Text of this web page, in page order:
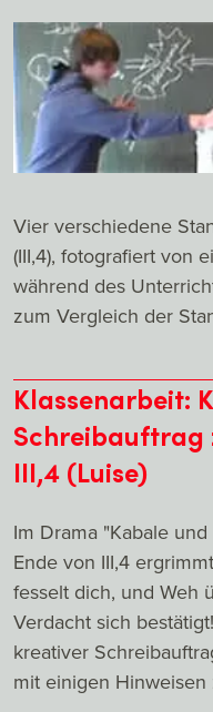
Vier verschiedene
(III,4), fotografiert von
während des
zum Vergleich der
Klassenarbeit:
Schreibauftrag
III,4 (Luise)
Im Drama "Kabale
Ende von III,4
fesselt dich, und Weh
Verdacht sich
kreativer
mit einigen